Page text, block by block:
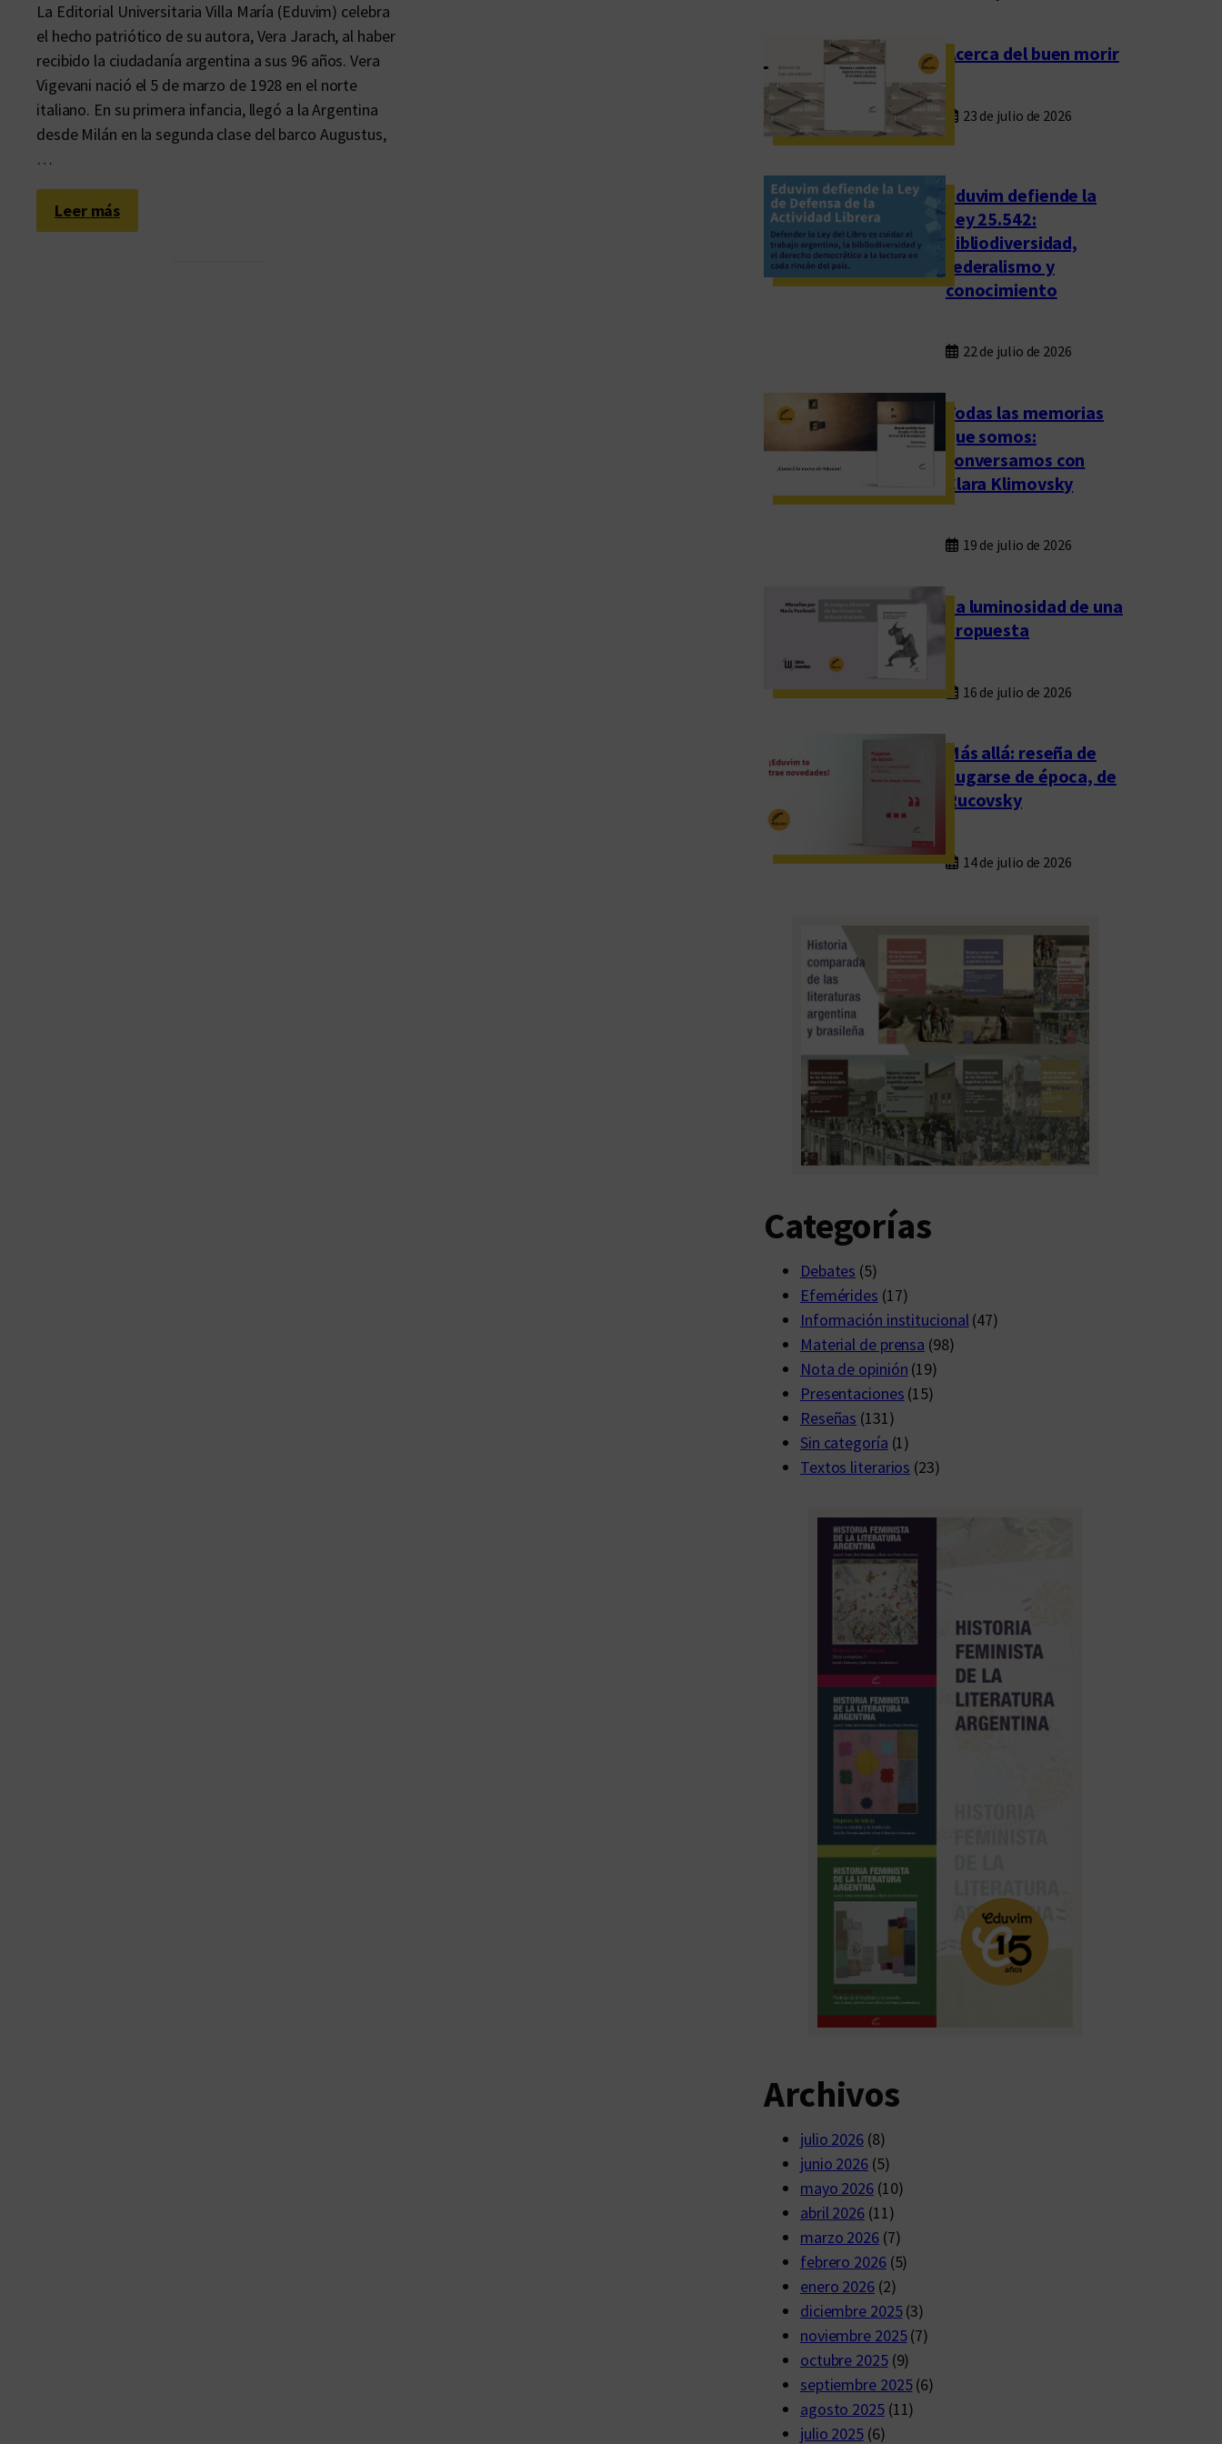
La Editorial Universitaria Villa María (Eduvim) celebra
el hecho patriótico de su autora, Vera Jarach, al haber
recibido la ciudadanía argentina a sus 96 años. Vera
Vigevani nació el 5 de marzo de 1928 en el norte
italiano. En su primera infancia, llegó a la Argentina
desde Milán en la segunda clase del barco Augustus,
…
Leer más:
¿
Acerca del buen morir
23 de julio de 2026
Eduvim defiende la
Ley 25.542:
bibliodiversidad,
federalismo y
conocimiento
22 de julio de 2026
Todas las memorias
que somos:
conversamos con
Clara Klimovsky
19 de julio de 2026
La luminosidad de una
propuesta
16 de julio de 2026
Más allá: reseña de
Fugarse de época, de
Rucovsky
14 de julio de 2026
Categorías
Debates (5)
Efemérides (17)
Información institucional(47)
Material de prensa (98)
Nota de opinión (19)
Presentaciones (15)
Reseñas (131)
Sin categoría (1)
Textos literarios (23)
Archivos
julio 2026(8)
junio 2026(5)
mayo 2026 (10)
abril 2026(11)
marzo 2026(7)
febrero 2026(5)
enero 2026(2)
diciembre 2025(3)
noviembre 2025(7)
octubre 2025(9)
septiembre 2025(6)
agosto 2025(11)
julio 2025(6)